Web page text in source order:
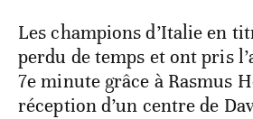
Les champions d’Italie en
perdu de temps et ont pris
7e minute grâce à Rasmus
réception d’un centre de